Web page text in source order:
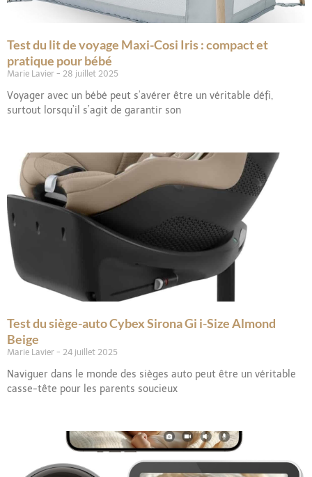
Test du lit de voyage Maxi-Cosi Iris : compact et
pratique pour bébé
Marie Lavier 28 juillet 2025
Voyager avec un bébé peut s’avérer être un véritable défi,
surtout lorsqu’il s’agit de garantir son
Test du siège-auto Cybex Sirona Gi i-Size Almond
Beige
Marie Lavier 24 juillet 2025
Naviguer dans le monde des sièges auto peut être un véritable
casse-tête pour les parents soucieux